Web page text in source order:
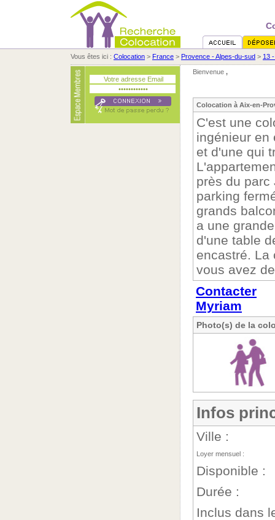
Vous êtes ici : Colocation > France > Provence - Alpes-du-sud > 13
Bienvenue ,
Colocation à Aix-en-
C'est une
ingénieur en
et d'une qui
près du parc
parking
grands
a une
d'une table
encastré. La
vous avez
Contacter
Myriam
Photo(s) de la
Infos
Ville :
Loyer mensuel :
Disponible :
Durée :
Inclus dans